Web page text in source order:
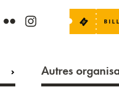
Autres